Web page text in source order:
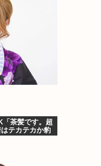
「茶髪です。超
テカテカか豹